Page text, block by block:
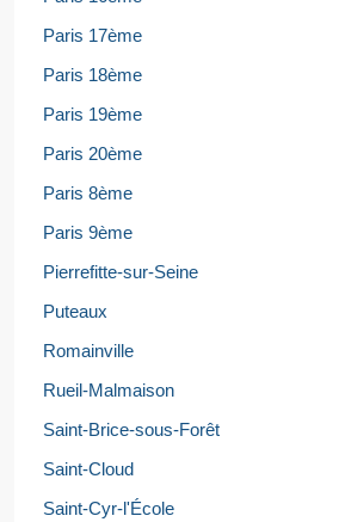
Paris 17ème
Paris 18ème
Paris 19ème
Paris 20ème
Paris 8ème
Paris 9ème
Pierrefitte-sur-Seine
Puteaux
Romainville
Rueil-Malmaison
Saint-Brice-sous-Forêt
Saint-Cloud
Saint-Cyr-l'École